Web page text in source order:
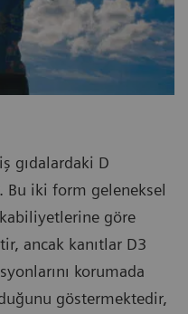
gıdalardaki D
iki form geleneksel
göre
ancak kanıtlar D3
korumada
göstermektedir,